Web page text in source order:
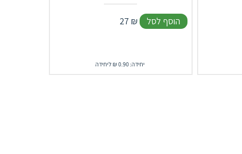
27 ₪ הוסף לסל
יחידה: 0.90 ₪ ליחידה